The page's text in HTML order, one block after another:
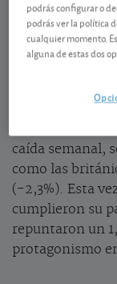
Mercados
En la semana
cedió
contuvo la
caída semanal,
como las
(-2,3%). Esta
cumplieron su
repuntaron un
protagonismo
podrás configurar o
podrás ver la política
cualquier momento.
alguna de estas dos